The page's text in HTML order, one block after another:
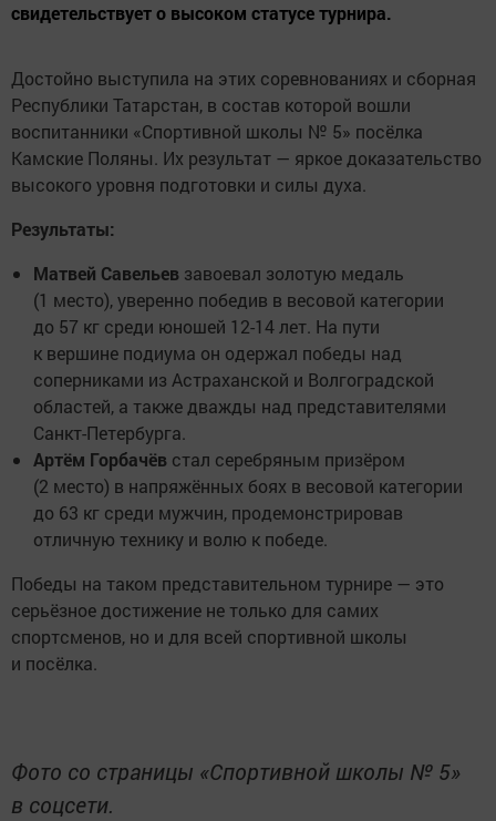
свидетельствует о высоком статусе турнира.
Достойно выступила на этих соревнованиях и сборная
Республики Татарстан, в состав которой вошли
воспитанники «Спортивной школы № 5» посёлка
Камские Поляны. Их результат — яркое доказательство
высокого уровня подготовки и силы духа.
Результаты:
Матвей Савельев завоевал золотую медаль
(1 место), уверенно победив в весовой категории
до 57 кг среди юношей 12-14 лет. На пути
к вершине подиума он одержал победы над
соперниками из Астраханской и Волгоградской
областей, а также дважды над представителями
Санкт-Петербурга.
Артём Горбачёв стал серебряным призёром
(2 место) в напряжённых боях в весовой категории
до 63 кг среди мужчин, продемонстрировав
отличную технику и волю к победе.
Победы на таком представительном турнире — это
серьёзное достижение не только для самих
спортсменов, но и для всей спортивной школы
и посёлка.
Фото со страницы «Спортивной школы № 5»
в соцсети.